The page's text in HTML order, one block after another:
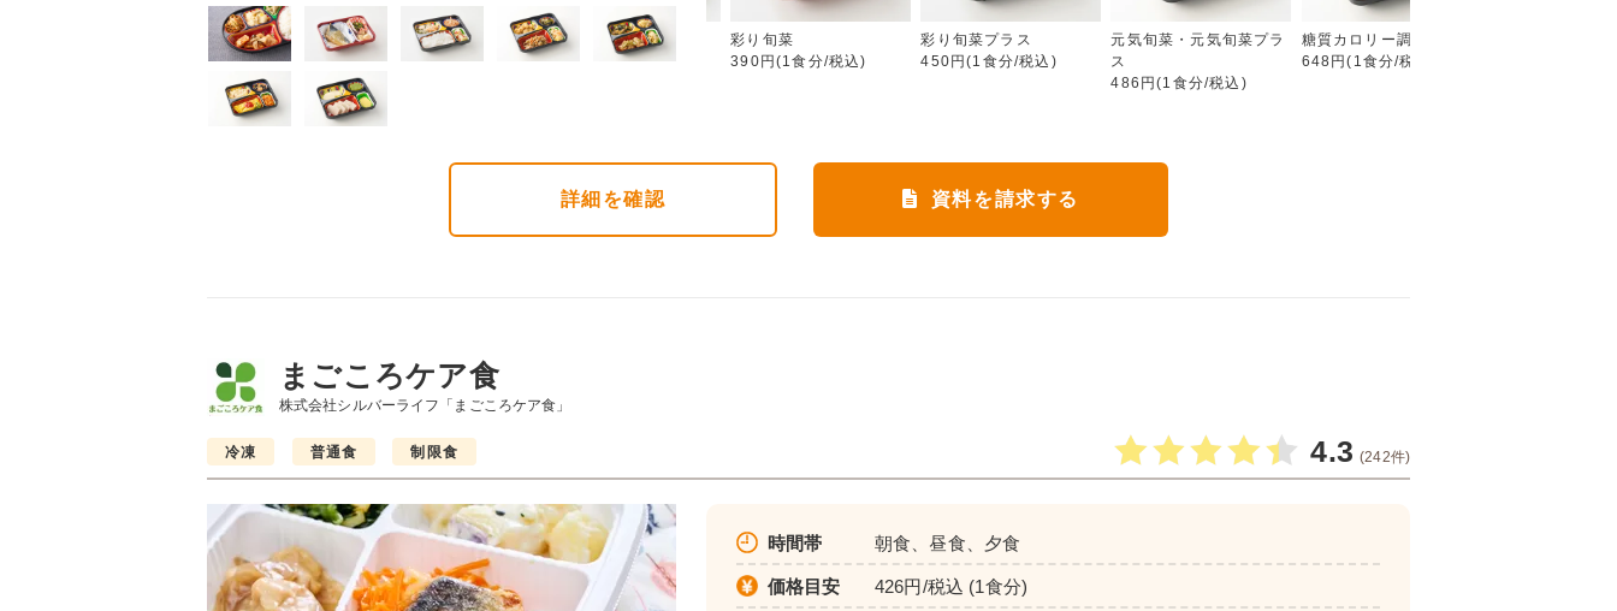
糖質カロリー調整食
648円(1食分/税込)
たんぱく調整食
756円(1食分/税込)
ムース食
583円(1食分/税込)
彩り旬菜
390円(1食分/税込)
彩り旬菜プラス
450円(1食分/税込)
元気旬菜・元気旬菜プラ
ス
486円(1食分/税込)
糖質カロリー調整食
648円(1食分/税込)
詳細 を確認 資料を請求する
まごころケア食
株式会社シルバーライフ「まごころケア食」
冷凍 普通食 制限食 4.3 (242件)
時間帯 朝食、昼食、夕食
価格目安 426円/税込 (1食分)